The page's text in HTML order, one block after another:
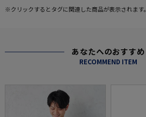
※クリックするとタグに関連した商品が表示されます。
あなたへのおすすめ
RECOMMEND ITEM